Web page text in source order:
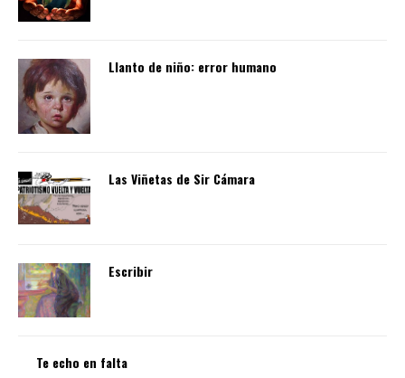
Llanto de niño: error humano
Las Viñetas de Sir Cámara
Escribir
Te echo en falta